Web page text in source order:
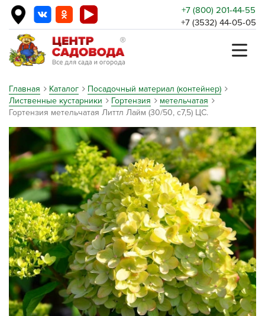
+7 (800) 201-44-55
+7 (3532) 44-05-05
Главная Каталог
Посадочный материал (контейнер)
Лиственные кустарники
Гортензия
метельчатая
Гортензия метельчатая Литтл Лайм (30/50, с7,5) ЦС.